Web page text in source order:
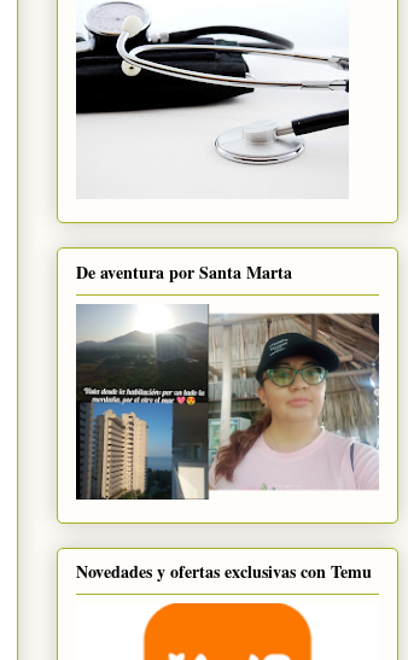
De aventura por Santa Marta
Novedades y ofertas exclusivas con Temu